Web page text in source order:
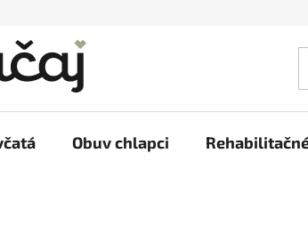
Obuv chlapci